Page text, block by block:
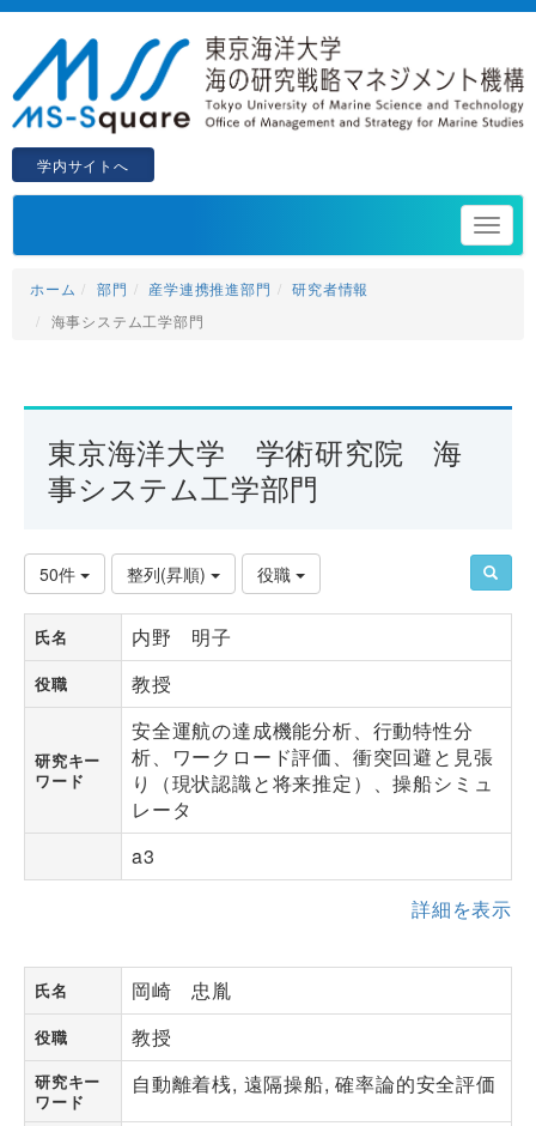
学内サイトへ
ホーム 部門 産学連携推進部門
研究者情報
海事システム工学部門
東京海洋大学 学術研究院 海
事システム工学部門
50件 整列(昇順) 役職
氏名 内野 明子
役職 教授
研究キー
ワード
安全運航の達成機能分析、行動特性分
析、ワークロード評価、衝突回避と見張
り（現状認識と将来推定）、操船シミュ
レータ
a3
詳細を表示
氏名 岡崎 忠胤
役職 教授
研究キー
ワード
自動離着桟, 遠隔操船, 確率論的安全評価